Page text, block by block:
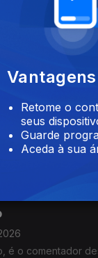
é uma das
de pista curta.
é diretora
Portugal e pelo
é o comentador
Vantagens
Retome o
seus
Guarde
Aceda à sua